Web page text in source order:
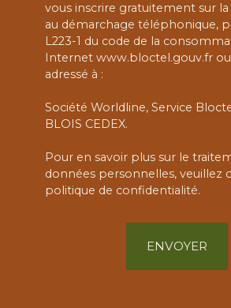
vous inscrire gratuitement sur
au démarchage téléphonique,
L223-1 du code de la
Internet www.bloctel.gouv.fr
adressé à :
Société Worldline, Service
BLOIS CEDEX.
Pour en savoir plus sur le
données personnelles, veuillez
politique de confidentialité.
ENVOYER